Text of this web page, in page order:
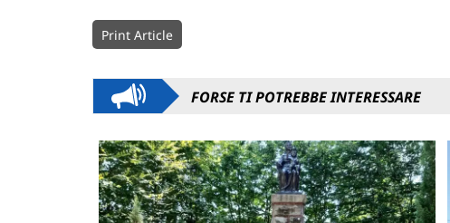
Print Article
FORSE TI POTREBBE INTERESSARE